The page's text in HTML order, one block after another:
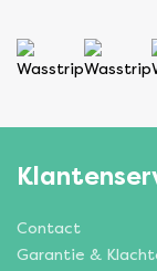
Contact
Garantie &